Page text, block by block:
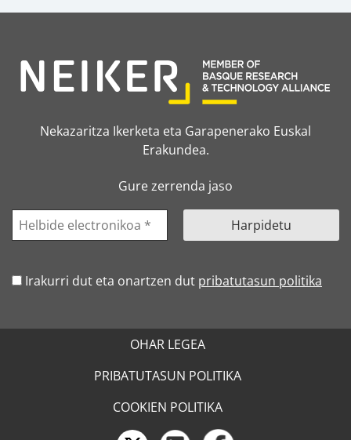
Nekazaritza Ikerketa eta Garapenerako Euskal
Erakundea.
Gure zerrenda jaso
Irakurri dut eta onartzen dut pribatutasun politika
OHAR LEGEA
PRIBATUTASUN POLITIKA
COOKIEN POLITIKA